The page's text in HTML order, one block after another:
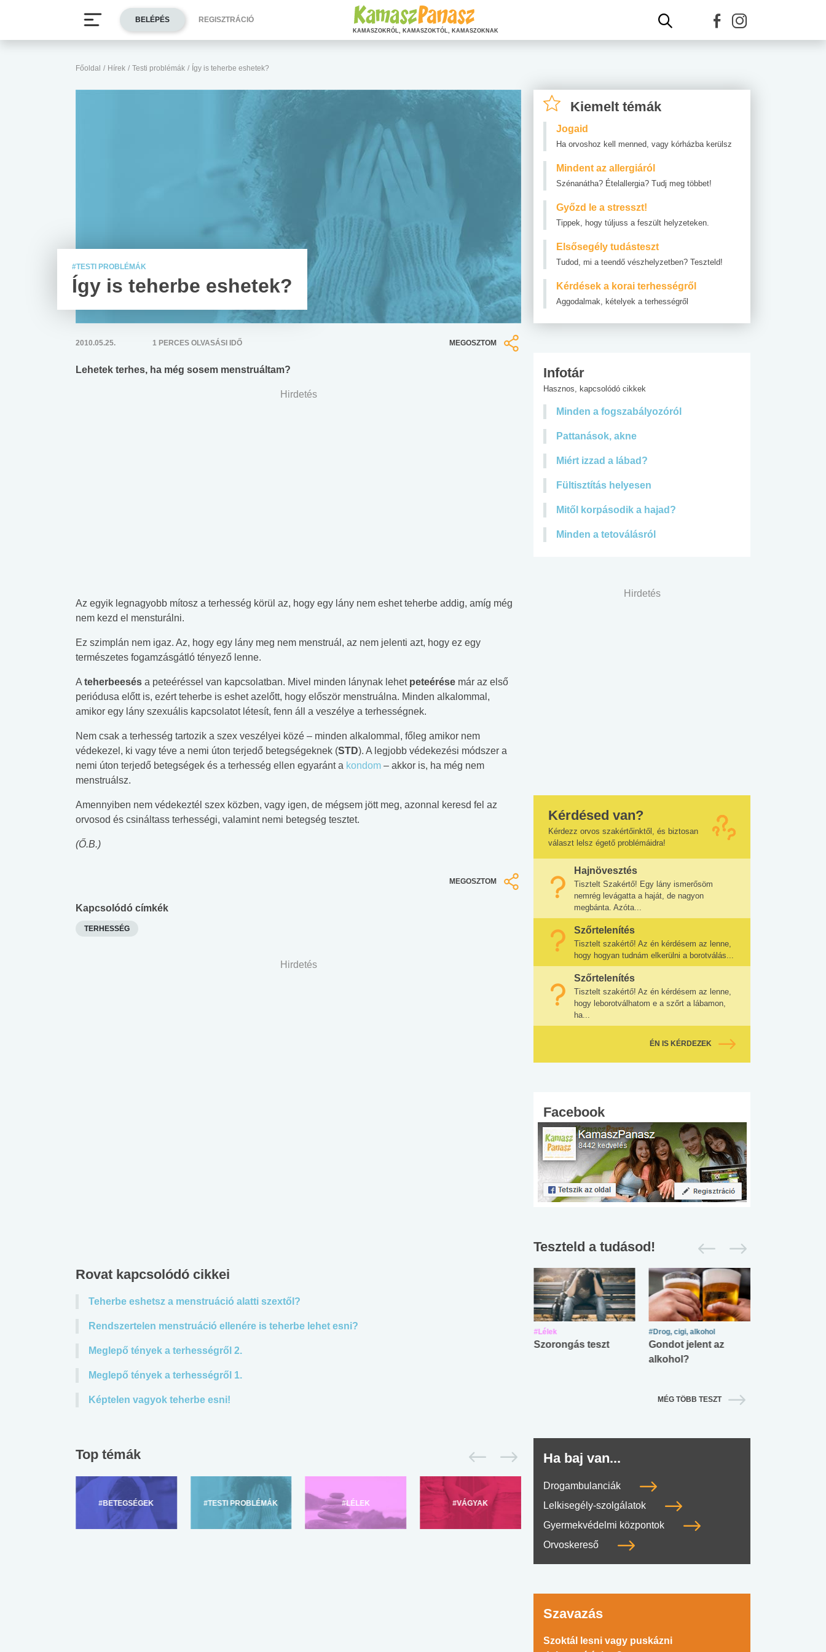
Főoldal / Hírek / Testi problémák / Így is teherbe eshetek?
#TESTI PROBLÉMÁK
Így is teherbe eshetek?
2010.05.25. 1 PERCES OLVASÁSI IDŐ MEGOSZTOM
Lehetek terhes, ha még sosem menstruáltam?
Hirdetés
Az egyik legnagyobb mítosz a terhesség körül az, hogy egy lány nem eshet teherbe addig, amíg még
nem kezd el mensturálni.
Ez szimplán nem igaz. Az, hogy egy lány meg nem menstruál, az nem jelenti azt, hogy ez egy
természetes fogamzásgátló tényező lenne.
A teherbeesés a peteéréssel van kapcsolatban. Mivel minden lánynak lehet peteérése már az első
periódusa előtt is, ezért teherbe is eshet azelőtt, hogy először menstruálna. Minden alkalommal,
amikor egy lány szexuális kapcsolatot létesít, fenn áll a veszélye a terhességnek.
Nem csak a terhesség tartozik a szex veszélyei közé – minden alkalommal, főleg amikor nem
védekezel, ki vagy téve a nemi úton terjedő betegségeknek (STD). A legjobb védekezési módszer a
nemi úton terjedő betegségek és a terhesség ellen egyaránt a kondom – akkor is, ha még nem
menstruálsz.
Amennyiben nem védekeztél szex közben, vagy igen, de mégsem jött meg, azonnal keresd fel az
orvosod és csináltass terhességi, valamint nemi betegség tesztet.
(Ő.B.)
MEGOSZTOM
Kapcsolódó címkék
TERHESSÉG
Hirdetés
Rovat kapcsolódó cikkei
Teherbe eshetsz a menstruáció alatti szextől?
Rendszertelen menstruáció ellenére is teherbe lehet esni?
Meglepő tények a terhességről 2.
Meglepő tények a terhességről 1.
Képtelen vagyok teherbe esni!
Top témák
#BETEGSÉGEK #TESTI PROBLÉMÁK #LÉLEK #VÁGYAK #SULI, MUNKA #DROG, CIGI, ALKOHOL
Kiemelt témák
Jogaid
Ha orvoshoz kell menned, vagy kórházba kerülsz
Mindent az allergiáról
Szénanátha? Ételallergia? Tudj meg többet!
Győzd le a stresszt!
Tippek, hogy túljuss a feszült helyzeteken.
Elsősegély tudásteszt
Tudod, mi a teendő vészhelyzetben? Teszteld!
Kérdések a korai terhességről
Aggodalmak, kételyek a terhességről
Infotár
Hasznos, kapcsolódó cikkek
Minden a fogszabályozóról
Pattanások, akne
Miért izzad a lábad?
Fültisztítás helyesen
Mitől korpásodik a hajad?
Minden a tetoválásról
Hirdetés
Kérdésed van?
Kérdezz orvos szakértőinktől, és biztosan
választ lelsz égető problémáidra!
Hajnövesztés
Tisztelt Szakértő! Egy lány ismerősöm
nemrég levágatta a haját, de nagyon
megbánta. Azóta...
Szőrtelenítés
Tisztelt szakértő! Az én kérdésem az lenne,
hogy hogyan tudnám elkerülni a borotválás...
Szőrtelenítés
Tisztelt szakértő! Az én kérdésem az lenne,
hogy leborotválhatom e a szőrt a lábamon,
ha...
ÉN IS KÉRDEZEK
Facebook
Teszteld a tudásod!
#Zöldövezet
Mekkora az ökológiai
lábnyomod?
#Betegségek
Elsősegély
tudásteszt
#Suli, munka #Lélek
Szorongás teszt
#Drog, cigi, alkohol
Gondot jelent az
alkohol?
MÉG TÖBB TESZT
Ha baj van...
Drogambulanciák
Lelkisegély-szolgálatok
Gyermekvédelmi központok
Orvoskereső
Szavazás
Szoktál lesni vagy puskázni
BELÉPÉS REGISZTRÁCIÓ
KAMASZOKRÓL, KAMASZOKTÓL, KAMASZOKNAK